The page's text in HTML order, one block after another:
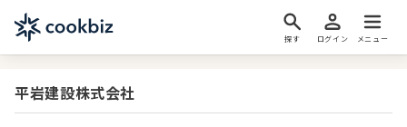
探す ログイン メニュー
平岩建設株式会社